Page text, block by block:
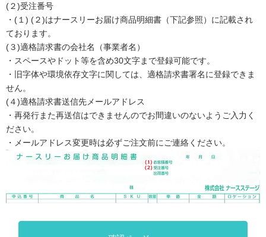
(２)受注番号
・(１) (２)はナースリーお届け商品明細書（下記参照）に記載され
ております。
(３)適格請求書の会社名（事業者名）
・スペースやドット等を含め30文字まで登録可能です。
・旧字体や環境依存文字に関しては、適格請求書署名に登録できま
せん。
(４)適格請求書送信先メールアドレス
・再発行また再送信はできませんのでお間違いのないようご入力く
ださい。
・メールアドレス変更時は必ずご注文前にご連絡ください。